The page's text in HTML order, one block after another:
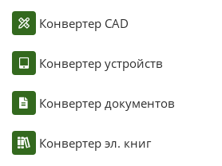
Конвертер CAD
Конвертер устройств
Конвертер документов
Конвертер эл. книг